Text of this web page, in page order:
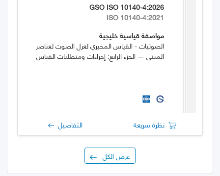
GSO ISO 10140-4:2026
ISO 10140-4:2021
مواصفة قياسية خليجية
الصوتيات - القياس المخبري لعزل الصوت لعناصر
المبنى — الجزء الرابع: إجراءات ومتطلبات القياس
نظرة سريعة التفاصيل
عرض الكل